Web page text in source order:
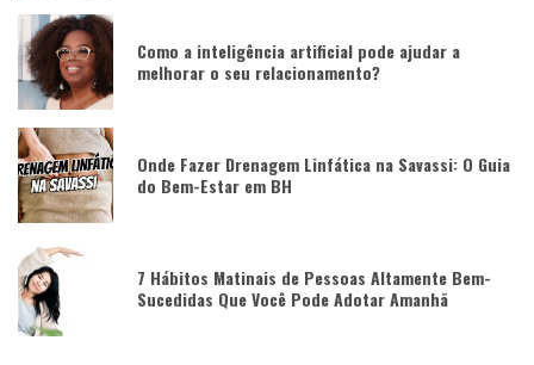
Como a inteligência artificial pode ajudar a
melhorar o seu relacionamento?
Onde Fazer Drenagem Linfática na Savassi: O Guia
do Bem-Estar em BH
7 Hábitos Matinais de Pessoas Altamente Bem-
Sucedidas Que Você Pode Adotar Amanhã